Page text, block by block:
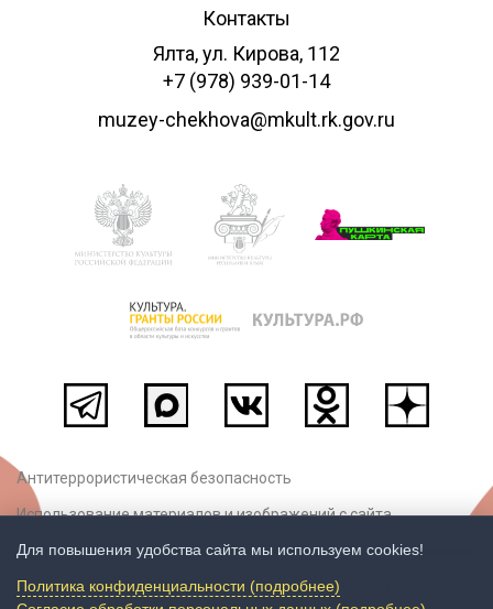
Контакты
Ялта, ул. Кирова, 112
+7 (978) 939-01-14
muzey-chekhova@mkult.rk.gov.ru
Антитеррористическая безопасность
Использование материалов и изображений с сайта
© ГБУК РК «Крымский литературно-художественный
Для повышения удобства сайта мы используем cookies!
Политика конфиденциальности (подробнее)